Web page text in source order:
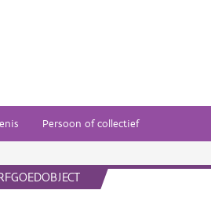
Persoon of collectief